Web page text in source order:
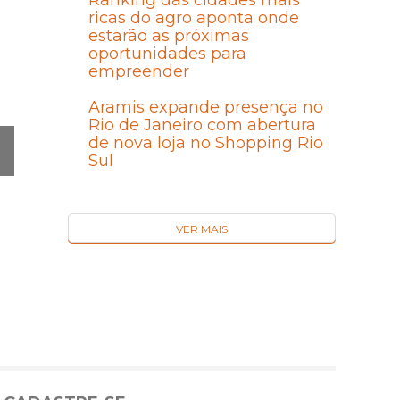
ricas do agro aponta onde
estarão as próximas
oportunidades para
empreender
Aramis expande presença no
Rio de Janeiro com abertura
de nova loja no Shopping Rio
Sul
VER MAIS